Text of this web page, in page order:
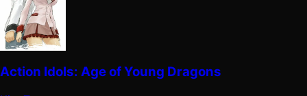
Action Idols: Age of Young Dragons